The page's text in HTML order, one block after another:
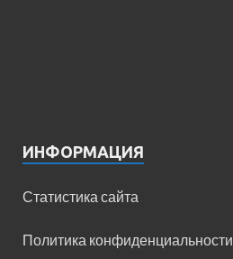
ИНФОРМАЦИЯ
Статистика сайта
Политика конфиденциальности